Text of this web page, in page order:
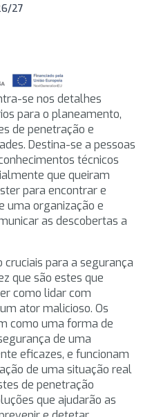
27
se nos detalhes
para o planeamento,
de penetração e
Destina-se a pessoas
técnicos
que queiram
para encontrar e
uma organização e
as descobertas a
para a segurança
que são estes que
como lidar com
ator malicioso. Os
como uma forma de
de uma
eficazes, e funcionam
de uma situação real
de penetração
que ajudarão as